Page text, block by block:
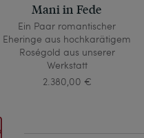
Mani in Fede
Ein Paar romantischer
Eheringe aus hochkarätigem
Roségold aus unserer
Werkstatt
2.380,00 €